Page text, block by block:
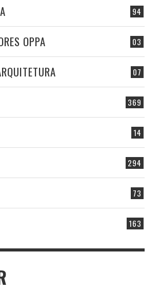
94
03
OPPA
07
369
14
294
73
163